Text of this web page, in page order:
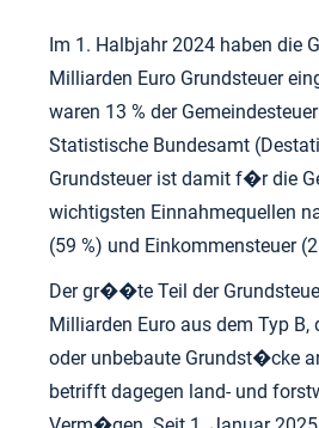
Im 1. Halbjahr 2024 haben die
Milliarden Euro Grundsteuer
waren 13 % der
Statistische Bundesamt
Grundsteuer ist damit f�r die
wichtigsten Einnahmequellen
(59 %) und Einkommensteuer
Der gr��te Teil der
Milliarden Euro aus dem Typ
oder unbebaute Grundst�cke
betrifft dagegen land- und